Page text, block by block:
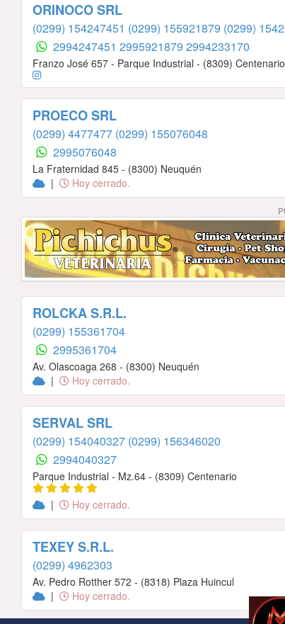
ORINOCO SRL
(0299) 154247451 (0299) 155921879 (0299)
2994247451 2995921879 2994233170
Franzo José 657 - Parque Industrial - (8309) Centenario
PROECO SRL
(0299) 4477477 (0299) 155076048
2995076048
La Fraternidad 845 - (8300) Neuquén
|
Hoy cerrado.
ROLCKA S.R.L.
(0299) 155361704
2995361704
Av. Olascoaga 268 - (8300) Neuquén
|
Hoy cerrado.
SERVAL SRL
(0299) 154040327 (0299) 156346020
2994040327
Parque Industrial - Mz.64 - (8309) Centenario
|
Hoy cerrado.
TEXEY S.R.L.
(0299) 4962303
Av. Pedro Rotther 572 - (8318) Plaza Huincul
|
Hoy cerrado.